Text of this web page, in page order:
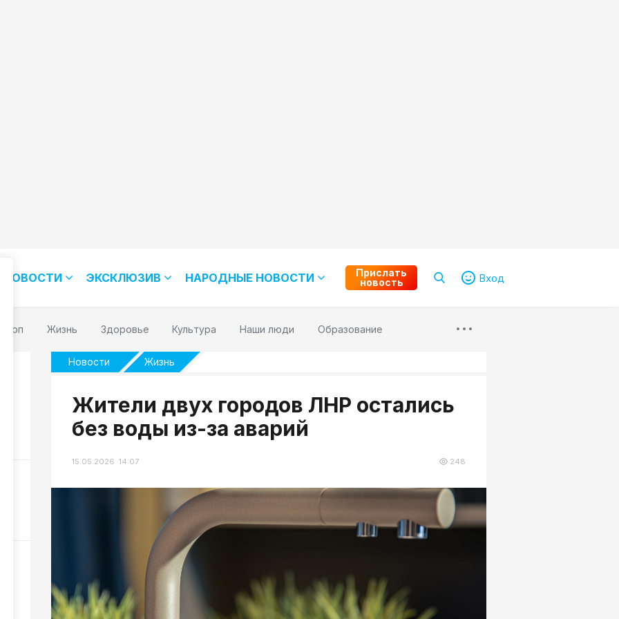
НОВОСТИ ЭКСКЛЮЗИВ НАРОДНЫЕ НОВОСТИ
Прислать
новость
Вход
Жизнь Здоровье Культура Наши люди Образование
Новости Жизнь
Жители двух городов ЛНР остались
без воды из-за аварий
15.05.2026 14:07 248